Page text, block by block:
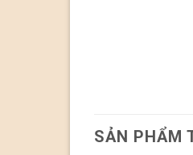
SẢN PHẨM